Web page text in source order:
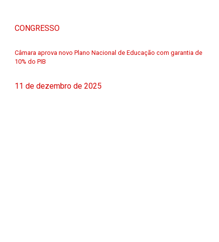
CONGRESSO
Câmara aprova novo Plano Nacional de Educação com garantia de
10% do PIB
11 de dezembro de 2025